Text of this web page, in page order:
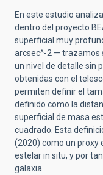
En este estudio
dentro del proyecto
superficial muy
arcsec^-2 — trazamos
un nivel de detalle sin
obtenidas con el
permiten definir el
definido como la
superficial de masa
cuadrado. Esta
(2020) como un proxy
estelar in situ, y por
galaxia.